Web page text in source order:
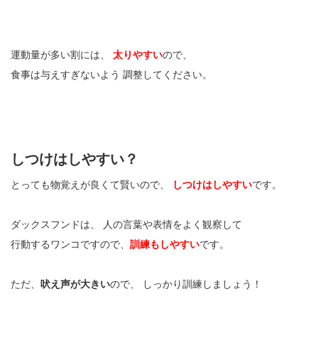
運動量が多い割には、 太りやすいので、
食事は与えすぎないよう 調整してください。
しつけはしやすい？
とっても物覚えが良くて賢いので、 しつけはしやすいです。
ダックスフンドは、 人の言葉や表情をよく観察して
行動するワンコですので、 訓練もしやすいです。
ただ、 吠え声が大きいので、 しっかり訓練しましょう！